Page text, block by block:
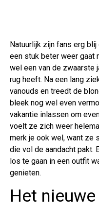
Natuurlijk zijn fans erg
een stuk beter weer gaat
wel een van de zwaarste
rug heeft. Na een lang
vanouds en treedt de
bleek nog wel even
vakantie inlassen om
voelt ze zich weer
merk je ook wel, want ze
die vol de aandacht pakt.
los te gaan in een outfit
genieten.
Het